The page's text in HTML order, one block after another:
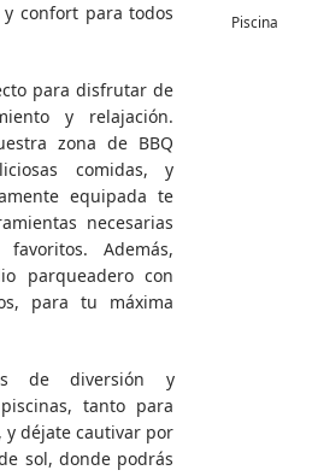
confort para todos
para disfrutar de
y relajación.
zona de BBQ
comidas, y
equipada te
necesarias
Además,
parqueadero con
para tu máxima
de diversión y
tanto para
déjate cautivar por
sol, donde podrás
Piscina